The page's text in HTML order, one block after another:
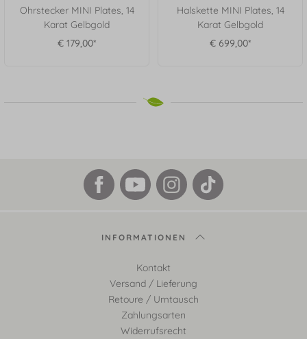
Ohrstecker MINI Plates, 14
Karat Gelbgold
€ 179,00*
Halskette MINI Plates, 14
Karat Gelbgold
€ 699,00*
INFORMATIONEN
Kontakt
Versand / Lieferung
Retoure / Umtausch
Zahlungsarten
Widerrufsrecht